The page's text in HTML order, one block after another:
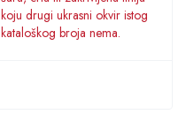
koju drugi ukrasni okvir istog
kataloškog broja nema.